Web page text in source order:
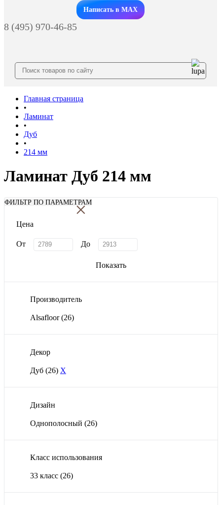
Заказать звонок
Написать в MAX
8 (495) 970-46-85
Главная страница
•
Ламинат
•
Дуб
•
214 мм
Ламинат Дуб 214 мм
ФИЛЬТР ПО ПАРАМЕТРАМ
×
Цена
От До
Показать
Производитель
Alsafloor(26)
Декор
Дуб (26) X
Дизайн
Однополосный (26)
Класс использования
33 класс (26)